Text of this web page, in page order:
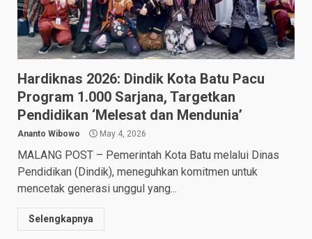
Hardiknas 2026: Dindik Kota Batu Pacu
Program 1.000 Sarjana, Targetkan
Pendidikan ‘Melesat dan Mendunia’
Ananto Wibowo May 4, 2026
​MALANG POST – Pemerintah Kota Batu melalui Dinas
Pendidikan (Dindik), meneguhkan komitmen untuk
mencetak generasi unggul yang...
Selengkapnya